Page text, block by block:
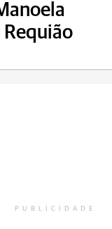
Requião
PUBLICIDADE